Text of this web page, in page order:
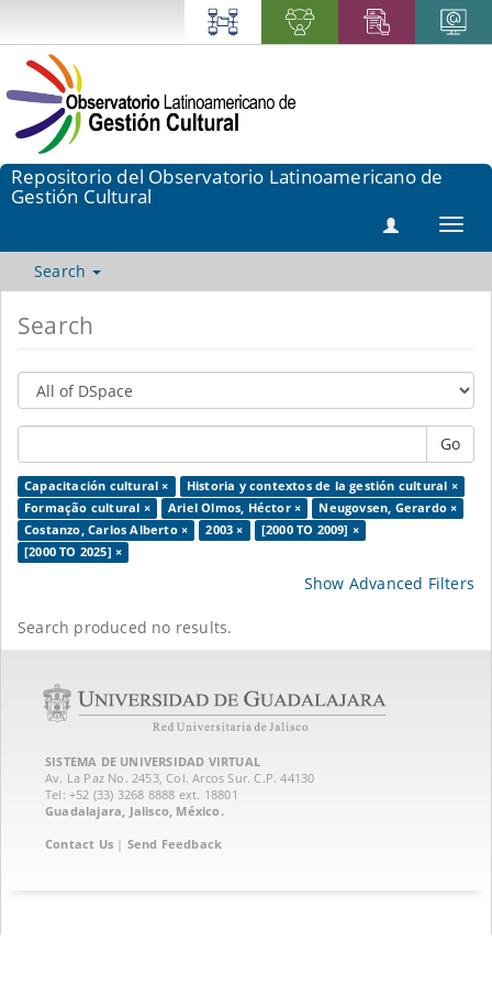
Repositorio del Observatorio Latinoamericano de
Gestión Cultural
Search
Search
Go
Capacitación cultural ×
Historia y contextos de la gestión cultural ×
Formação cultural ×
Ariel Olmos, Héctor ×
Neugovsen, Gerardo ×
Costanzo, Carlos Alberto ×
2003 ×
[2000 TO 2009] ×
[2000 TO 2025] ×
Show Advanced Filters
Search produced no results.
SISTEMA DE UNIVERSIDAD VIRTUAL
Av. La Paz No. 2453, Col. Arcos Sur. C.P. 44130
Tel: +52 (33) 3268 8888‏ ext. 18801
Guadalajara, Jalisco, México.
Contact Us | Send Feedback